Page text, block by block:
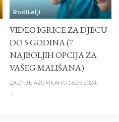
Roditelji
VIDEO IGRICE ZA DJECU
DO 5 GODINA (7
NAJBOLJIH OPCIJA ZA
VAŠEG MALIŠANA)
ZADNJE AŽURIRANO 18.09.2024.